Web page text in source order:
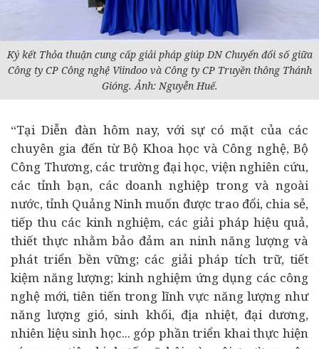
Ký kết Thỏa thuận cung cấp giải pháp giúp DN Chuyển đổi số giữa
Công ty CP Công nghệ Viindoo và Công ty CP Truyền thông Thánh
Gióng. Ảnh: Nguyễn Huế.
“Tại Diễn đàn hôm nay, với sự có mặt của các
chuyên gia đến từ Bộ Khoa học và Công nghệ, Bộ
Công Thương, các trường đại học, viện nghiên cứu,
các tỉnh bạn, các doanh nghiệp trong và ngoài
nước, tỉnh Quảng Ninh muốn được trao đổi, chia sẻ,
tiếp thu các kinh nghiệm, các giải pháp hiệu quả,
thiết thực nhằm bảo đảm an ninh năng lượng và
phát triển bền vững; các giải pháp tích trữ, tiết
kiệm năng lượng; kinh nghiệm ứng dụng các công
nghệ mới, tiên tiến trong lĩnh vực năng lượng như
năng lượng gió, sinh khối, địa nhiệt, đại dương,
nhiên liệu sinh học... góp phần triển khai thực hiện